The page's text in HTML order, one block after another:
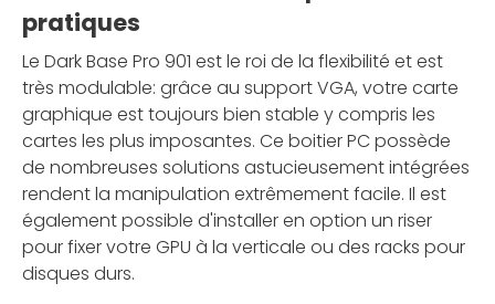
pratiques
Le Dark Base Pro 901 est le roi de la flexibilité et est
très modulable: grâce au support VGA, votre carte
graphique est toujours bien stable y compris les
cartes les plus imposantes. Ce boitier PC possède
de nombreuses solutions astucieusement intégrées
rendent la manipulation extrêmement facile. Il est
également possible d'installer en option un riser
pour fixer votre GPU à la verticale ou des racks pour
disques durs.